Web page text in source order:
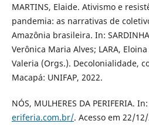
MARTINS, Elaide. Ativismo e
pandemia: as narrativas de
Amazônia brasileira. In:
Verônica Maria Alves; LARA, Eloina
Valeria (Orgs.). Decolonialidade,
Macapá: UNIFAP, 2022.
NÓS, MULHERES DA PERIFERIA. In:
eriferia.com.br/. Acesso em 22/